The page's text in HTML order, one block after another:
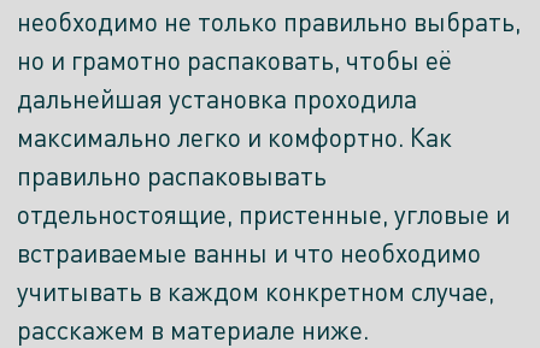
необходимо не только правильно выбрать,
но и грамотно распаковать, чтобы её
дальнейшая установка проходила
максимально легко и комфортно. Как
правильно распаковывать
отдельностоящие, пристенные, угловые и
встраиваемые ванны и что необходимо
учитывать в каждом конкретном случае,
расскажем в материале ниже.